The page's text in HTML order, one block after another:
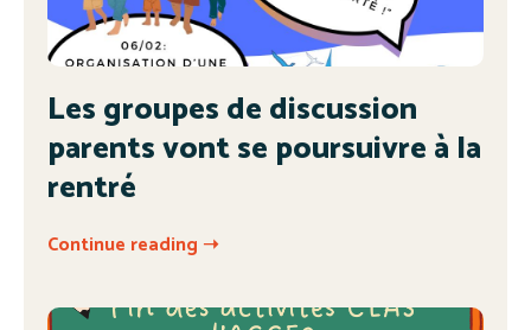
Les groupes de discussion
parents vont se poursuivre à la
rentré
Continue reading ➝